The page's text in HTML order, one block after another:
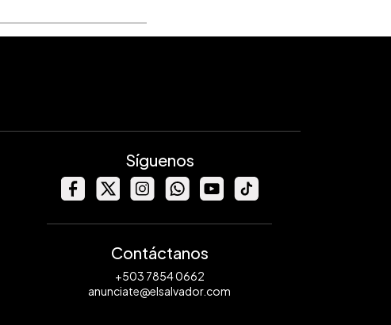
Síguenos
Contáctanos
+503 7854 0662
anunciate@elsalvador.com